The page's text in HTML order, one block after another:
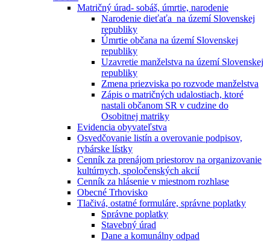
Matričný úrad- sobáš, úmrtie, narodenie
Narodenie dieťaťa na území Slovenskej
republiky
Úmrtie občana na území Slovenskej
republiky
Uzavretie manželstva na území Slovenskej
republiky
Zmena priezviska po rozvode manželstva
Zápis o matričných udalostiach, ktoré
nastali občanom SR v cudzine do
Osobitnej matriky
Evidencia obyvateľstva
Osvedčovanie listín a overovanie podpisov,
rybárske lístky
Cenník za prenájom priestorov na organizovanie
kultúrnych, spoločenských akcií
Cenník za hlásenie v miestnom rozhlase
Obecné Trhovisko
Tlačivá, ostatné formuláre, správne poplatky
Správne poplatky
Stavebný úrad
Dane a komunálny odpad